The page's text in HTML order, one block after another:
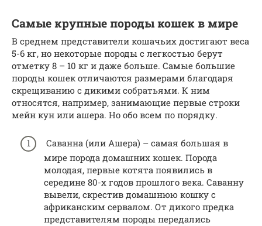
Самые крупные породы кошек в мире
В среднем представители кошачьих достигают веса
5-6 кг, но некоторые породы с легкостью берут
отметку 8 – 10 кг и даже больше. Самые большие
породы кошек отличаются размерами благодаря
скрещиванию с дикими собратьями. К ним
относятся, например, занимающие первые строки
мейн кун или ашера. Но обо всем по порядку.
Саванна (или Ашера) – самая большая в
мире порода домашних кошек. Порода
молодая, первые котята появились в
середине 80-х годов прошлого века. Саванну
вывели, скрестив домашнюю кошку с
африканским сервалом. От дикого предка
представителям породы передались